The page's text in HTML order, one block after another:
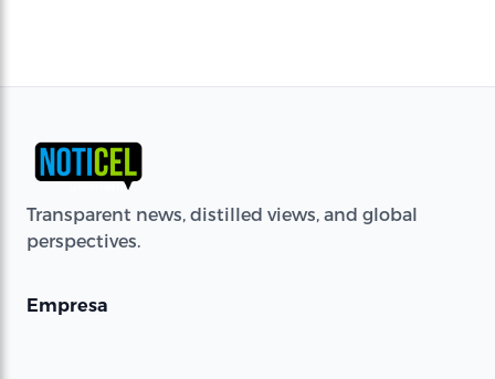
Transparent news, distilled views, and global
perspectives.
Empresa